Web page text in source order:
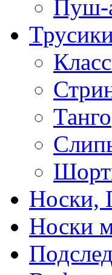
Пуш-
Танго
Носки,
Носки